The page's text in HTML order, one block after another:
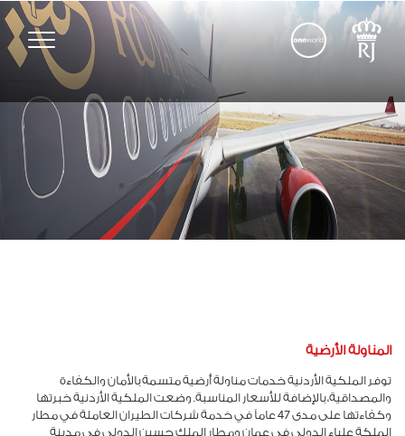
Toggle
المناولة الأرضية
توفر الملكية الأردنية خدمات مناولة أرضية متسمة بالأمان والكفاءة
والمصداقية، بالإضافة للأسعار المناسبة. وضعت الملكية الأردنية خبرتها
وكفاءتها على مدى 47 عاماً في خدمة شركات الطيران العاملة في مطار